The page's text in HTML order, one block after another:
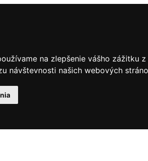
na zlepšenie vášho zážitku
návštevnosti našich webových